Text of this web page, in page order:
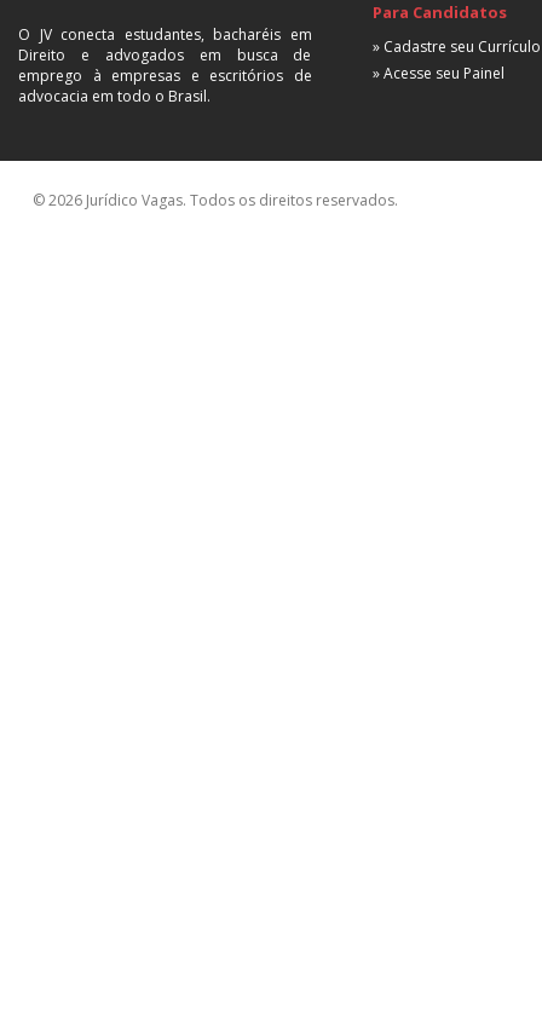
O JV conecta estudantes, bacharéis em
Direito e advogados em busca de
emprego à empresas e escritórios de
advocacia em todo o Brasil.
Para Candidatos
» Cadastre seu Currículo
» Acesse seu Painel
© 2026 Jurídico Vagas. Todos os direitos reservados.